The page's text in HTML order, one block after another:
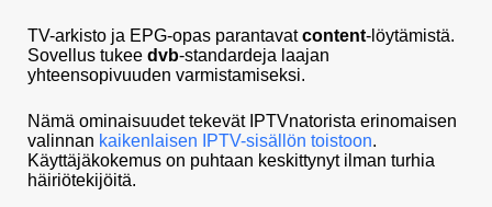
TV-arkisto ja EPG-opas parantavatcontent-löytämistä.
Sovellus tukee dvb-standardeja laajan
yhteensopivuuden varmistamiseksi.
Nämä ominaisuudet tekevät IPTVnatorista erinomaisen
valinnan kaikenlaisen IPTV-sisällön toistoon.
Käyttäjäkokemus on puhtaan keskittynyt ilman turhia
häiriötekijöitä.